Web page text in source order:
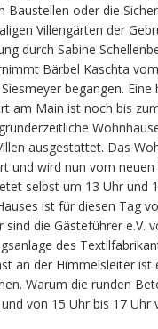
Baustellen oder die
Villengärten der
durch Sabine
Bärbel Kaschta
begangen.
am Main ist noch bis
ausgestattet. Das
und wird nun vom
selbst um 13 Uhr und
ist für diesen Tag
die Gästeführer e.V.
des
an der Himmelsleiter
Warum die runden
von 15 Uhr bis 17 Uhr